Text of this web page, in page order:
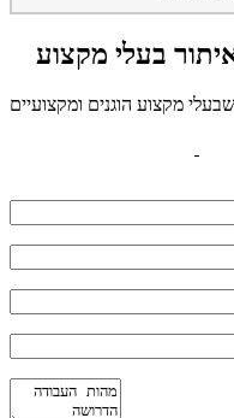
בעלי מקצוע
מקצוע הוגנים ומקצועיים